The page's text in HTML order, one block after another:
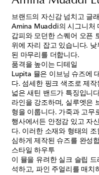
브랜드의 자신감 넘치고 글
Amina Muaddi의 시그니처
갑피와 모던한 스퀘어 오픈
위에 자리 잡고 있습니다.
된 마무리를 더합니다.
품격을 높이는 디테일
Lupita 뮬은 이브닝 슈즈에
다. 섬세한 핑크 색조로 제
넓은 새틴 밴드가 특징입니
라인을 강조하며, 실루엣은
형을 이룹니다. 가죽과 고무
행사에서든 안정감 있고 자
다. 이러한 소재와 형태의
심하게 제작된 슈즈를 완성
스타일 하우투
이 뮬을 유려한 실크 슬립
석하고, 파인 주얼리를 매치